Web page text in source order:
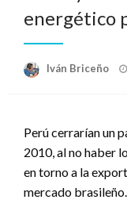
energético
Iván Briceño
Perú cerrarían un
2010, al no haber
en torno a la
mercado brasileño.